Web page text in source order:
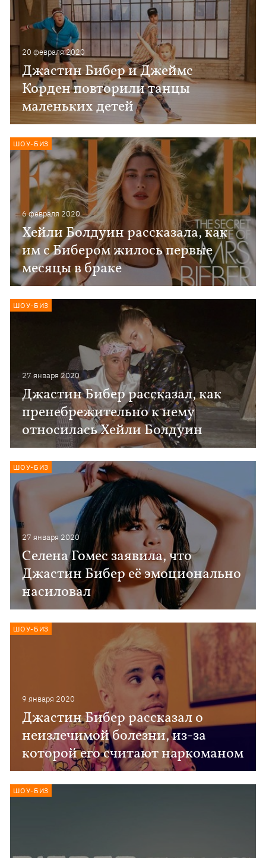
20 февраля 2020
Джастин Бибер и Джеймс
Корден повторили танцы
маленьких детей
6 февраля 2020
Хейли Болдуин рассказала, как
им с Бибером жилось первые
месяцы в браке
ШОУ-БИЗ
27 января 2020
Джастин Бибер рассказал, как
пренебрежительно к нему
относилась Хейли Болдуин
ШОУ-БИЗ
27 января 2020
Селена Гомес заявила, что
Джастин Бибер её эмоционально
насиловал
ШОУ-БИЗ
9 января 2020
Джастин Бибер рассказал о
неизлечимой болезни, из-за
которой его считают наркоманом
ШОУ-БИЗ
ШОУ-БИЗ